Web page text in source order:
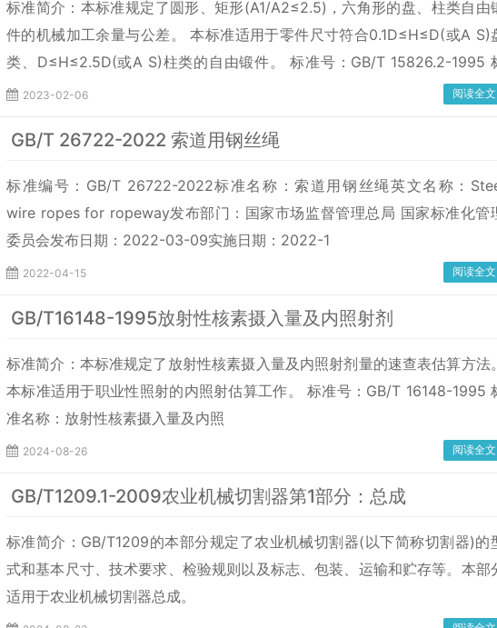
标准简介：本标准规定了圆形、矩形(A1/A2≤2.5)，六角形的盘、柱类自由
件的机械加工余量与公差。 本标准适用于零件尺寸符合0.1D≤H≤D(或A S)
类、D≤H≤2.5D(或A S)柱类的自由锻件。 标准号：GB/T 15826.2-1995
准名称：锤上钢质自由锻件机械加工余量与公差 盘、柱类 英文名称
2023-02-06 阅读全文
GB/T 26722-2022 索道用钢丝绳
标准编号：GB/T 26722-2022标准名称：索道用钢丝绳英文名称：
wire ropes for ropeway发布部门：国家市场监督管理总局 国家标准化管
委员会发布日期：2022-03-09实施日期：2022-1
2022-04-15 阅读全文
GB/T16148-1995放射性核素摄入量及内照射剂
标准简介：本标准规定了放射性核素摄入量及内照射剂量的速查表估算方法。
本标准适用于职业性照射的内照射估算工作。 标准号：GB/T 16148-1995
准名称：放射性核素摄入量及内照
2024-08-26 阅读全文
GB/T1209.1-2009农业机械切割器第1部分：总成
标准简介：GB/T1209的本部分规定了农业机械切割器(以下简称切割器)的
式和基本尺寸、技术要求、检验规则以及标志、包装、运输和贮存等。本部
适用于农业机械切割器总成。